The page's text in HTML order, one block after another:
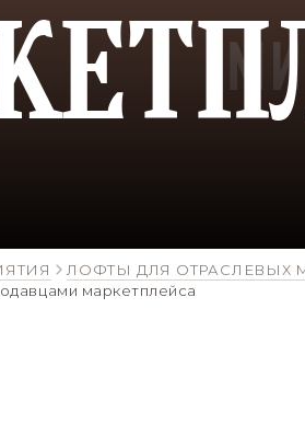
ЛОФТЫ ДЛЯ ОТРАСЛЕВЫХ
маркетплейса